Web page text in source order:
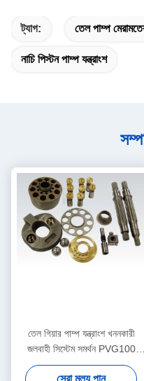
ট্যাগ: তেল পাম্প
নাচি পিস্টন পাম্প যন্ত্রাংশ
তেল গিয়ার পাম্প যন্ত্রাংশ খননকারী
জলবাহী সিস্টেম সমর্থন PVG100
PVG120 PVG075
সেরা মূল্য পান